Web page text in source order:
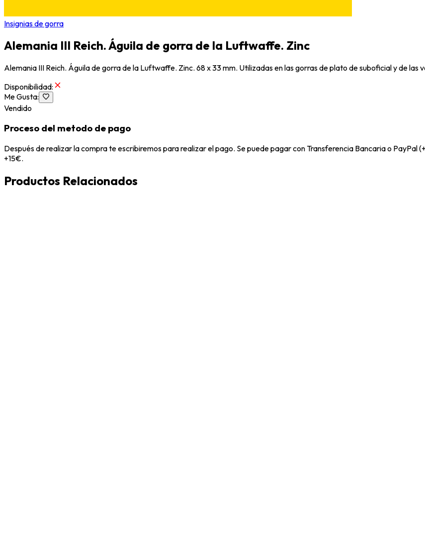
Insignias de gorra
Alemania III Reich. Águila de gorra de la Luftwaffe. Zinc
Alemania III Reich. Águila de gorra de la Luftwaffe. Zinc. 68 x 33 mm. Utilizadas en las gorras de plato de suboficial y de las
Disponibilidad:
Me Gusta:
Vendido
Proceso del metodo de pago
Después de realizar la compra te escribiremos para realizar el pago. Se puede pagar con Transferencia Bancaria o PayPal
+15€.
Productos Relacionados